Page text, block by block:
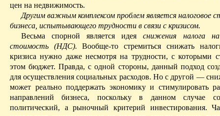
цен на недвижимость.
Другим важным комплексом проблем является налоговое
бизнеса, испытывающего трудности в связи с кризисом.
Весьма спорной является идеяснижения налога
стоимость (НДС). Вообще-то стремиться снижать
кризиса нужно даженесмотря на трудности, с которыми
этом бюджет. Правда, с одной стороны, данный подход
для осуществления социальных расходов. Но с другой —
может реально поддержать экономику и стимулировать
направлений бизнеса, поскольку в данном случае
политический, а рыночный критерий инвестирования.